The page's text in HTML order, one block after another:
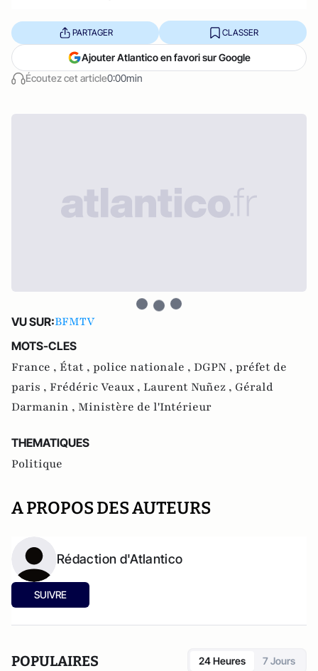
Écoutez cet article0:00min
PARTAGER CLASSER
Ajouter Atlantico en favori sur Google
VU SUR:BFMTV
MOTS-CLES
France , État , police nationale , DGPN , préfet de
paris , Frédéric Veaux , Laurent Nuñez , Gérald
Darmanin , Ministère de l'Intérieur
THEMATIQUES
Politique
A PROPOS DES AUTEURS
Rédaction d'Atlantico
SUIVRE
POPULAIRES 24 Heures 7 Jours